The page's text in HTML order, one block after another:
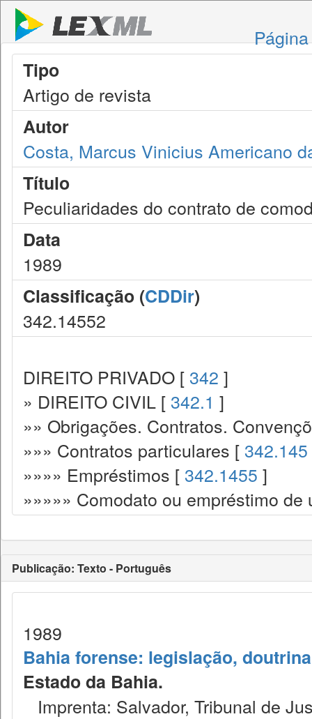
Tipo
Artigo de revista
Autor
Costa, Marcus Vinicius Americano
Título
Peculiaridades do contrato de
Data
1989
Classificação (CDDir)
342.14552
DIREITO PRIVADO [ 342 ]
» DIREITO CIVIL [ 342.1 ]
»» Obrigações. Contratos.
»»» Contratos particulares [ 342.145
»»»» Empréstimos [ 342.1455 ]
»»»»» Comodato ou empréstimo
Publicação: Texto - Português
1989
Bahia forense: legislação,
Estado da Bahia.
Imprenta: Salvador, Tribunal de